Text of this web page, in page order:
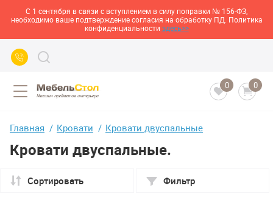
С 1 сентября в связи с вступлением в силу поправки № 156-ФЗ,
необходимо ваше подтверждение согласия на обработку ПД. Политика
конфиденциальности здесь>>
0 0
Главная Кровати Кровати двуспальные
Кровати двуспальные.
Сортировать Фильтр